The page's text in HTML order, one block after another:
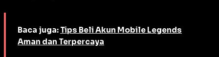
Baca juga: Tips Beli Akun Mobile Legends
Aman dan Terpercaya